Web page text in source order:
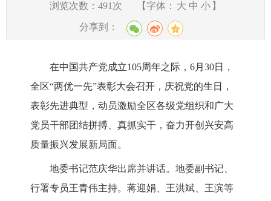
浏览次数： 491 次 【字体： 大 中 小 】
分享到：
在中国共产党成立105周年之际， 6月 30日，
全区“两优一先”表彰大会召开，庆祝党的生日，
表彰先进典型，动员激励全区各级党组织和广大
党员干部团结拼搏、真抓实干，奋力开创兴安高
质量振兴发展新局面。
地委书记范庆华出席并讲话。地委副书记、
行署专员王青伟主持。 蒋迎娟、王洪斌、王滨等